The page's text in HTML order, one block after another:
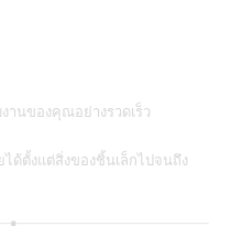
านของคุณอย่างรวดเร็ว
ได้ตั้งแต่สิ่งของชิ้นเล็กไปจนถึง